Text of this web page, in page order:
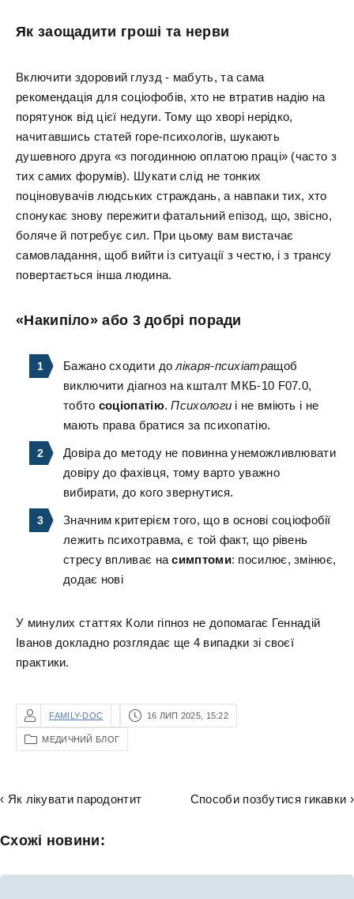
Як заощадити гроші та нерви
Включити здоровий глузд - мабуть, та сама
рекомендація для соціофобів, хто не втратив надію на
порятунок від цієї недуги. Тому що хворі нерідко,
начитавшись статей горе-психологів, шукають
душевного друга «з погодинною оплатою праці» (часто з
тих самих форумів). Шукати слід не тонких
поціновувачів людських страждань, а навпаки тих, хто
спонукає знову пережити фатальний епізод, що, звісно,
боляче й потребує сил. При цьому вам вистачає
самовладання, щоб вийти із ситуації з честю, і з трансу
повертається інша людина.
«Накипіло» або 3 добрі поради
Бажано сходити долікаря-психіатращоб
виключити діагноз на кшталт МКБ-10 F07.0,
тобто соціопатію.Психологи і не вміють і не
мають права братися за психопатію.
Довіра до методу не повинна унеможливлювати
довіру до фахівця, тому варто уважно
вибирати, до кого звернутися.
Значним критерієм того, що в основі соціофобії
лежить психотравма, є той факт, що рівень
стресу впливає насимптоми: посилює, змінює,
додає нові
У минулих статтях Коли гіпноз не допомагає Геннадій
Іванов докладно розглядає ще 4 випадки зі своєї
практики.
FAMILY-DOC 16 ЛИП 2025, 15:22
МЕДИЧНИЙ БЛОГ
‹ Як лікувати пародонтит Способи позбутися гикавки ›
Схожі новини: